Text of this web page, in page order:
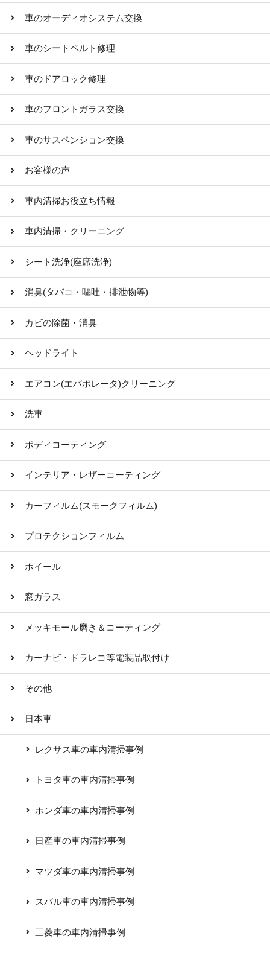
車のオーディオシステム交換
車のシートベルト修理
車のドアロック修理
車のフロントガラス交換
車のサスペンション交換
お客様の声
車内清掃お役立ち情報
車内清掃・クリーニング
シート洗浄(座席洗浄)
消臭(タバコ・嘔吐・排泄物等)
カビの除菌・消臭
ヘッドライト
エアコン(エバポレータ)クリーニング
洗車
ボディコーティング
インテリア・レザーコーティング
カーフィルム(スモークフィルム)
プロテクションフィルム
ホイール
窓ガラス
メッキモール磨き＆コーティング
カーナビ・ドラレコ等電装品取付け
その他
日本車
レクサス車の車内清掃事例
トヨタ車の車内清掃事例
ホンダ車の車内清掃事例
日産車の車内清掃事例
マツダ車の車内清掃事例
スバル車の車内清掃事例
三菱車の車内清掃事例